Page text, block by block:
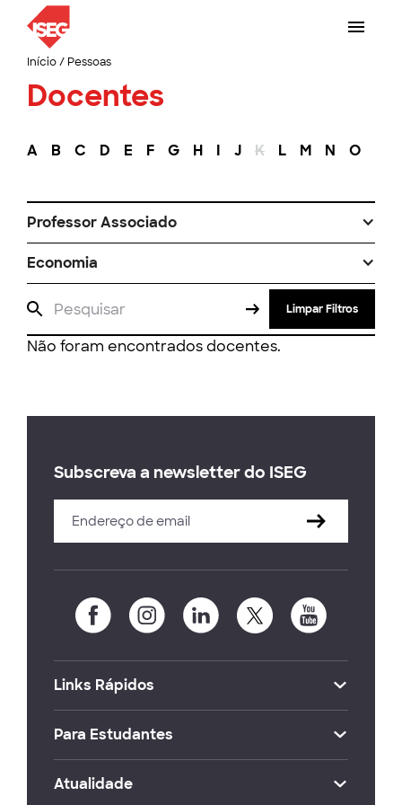
Início/ Pessoas
Docentes
A B C D E F G H I J K L M N O
Professor Associado
Economia
Limpar Filtros
Não foram encontrados docentes.
Subscreva a newsletter do ISEG
Links Rápidos
Para Estudantes
Atualidade